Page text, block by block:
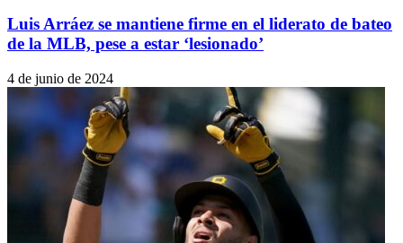
Luis Arráez se mantiene firme en el liderato de bateo
de la MLB, pese a estar ‘lesionado’
4 de junio de 2024